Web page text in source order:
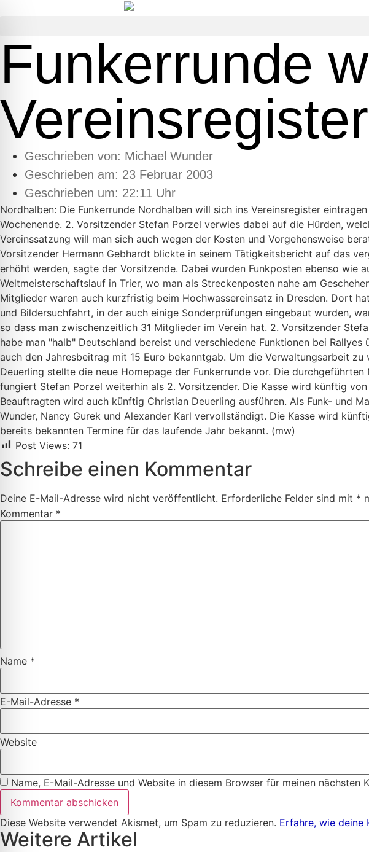
Funkerrunde
Geschrieben von: Michael Wunder
Geschrieben am: 23 Februar 2003
Geschrieben um: 22:11 Uhr
Nordhalben: Die Funkerrunde Nordhalben will sich ins Vereinsregister
Wochenende. 2. Vorsitzender Stefan Porzel verwies dabei auf die Hürden,
Vereinssatzung will man sich auch wegen der Kosten und Vorgehensweise
Vorsitzender Hermann Gebhardt blickte in seinem Tätigkeitsbericht auf das
erhöht werden, sagte der Vorsitzende. Dabei wurden Funkposten ebenso wie
Weltmeisterschaftslauf in Trier, wo man als Streckenposten nahe am
Mitglieder waren auch kurzfristig beim Hochwassereinsatz in Dresden. Dort
und Bildersuchfahrt, in der auch einige Sonderprüfungen eingebaut wurden,
so dass man zwischenzeitlich 31 Mitglieder im Verein hat. 2. Vorsitzender
habe man "halb" Deutschland bereist und verschiedene Funktionen bei
auch den Jahresbeitrag mit 15 Euro bekanntgab. Um die Verwaltungsarbeit
Deuerling stellte die neue Homepage der Funkerrunde vor. Die
fungiert Stefan Porzel weiterhin als 2. Vorsitzender. Die Kasse wird künftig
Beauftragten wird auch künftig Christian Deuerling ausführen. Als Funk- und
Wunder, Nancy Gurek und Alexander Karl vervollständigt. Die Kasse wird
bereits bekannten Termine für das laufende Jahr bekannt. (mw)
Post Views: 71
Schreibe einen Kommentar
Deine E-Mail-Adresse wird nicht veröffentlicht. Erforderliche Felder sind mit *
Kommentar *
Name *
E-Mail-Adresse *
Website
Name, E-Mail-Adresse und Website in diesem Browser für meinen nächsten
Diese Website verwendet Akismet, um Spam zu reduzieren. Erfahre, wie deine
Weitere Artikel